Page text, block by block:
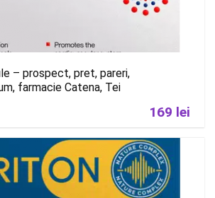
– prospect, pret, pareri,
farmacie Catena, Tei
169 lei